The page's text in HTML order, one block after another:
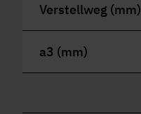
Verstellweg (mm)
a3 (mm)